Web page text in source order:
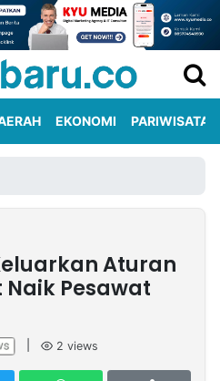
EKONOMI PARIWISATA
Aturan
Pesawat
2 views